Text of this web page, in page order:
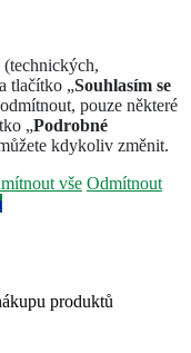
(technických,
tlačítko „Souhlasím se
pouze některé
„Podrobné
kdykoliv změnit.
vše Odmítnout
produktů